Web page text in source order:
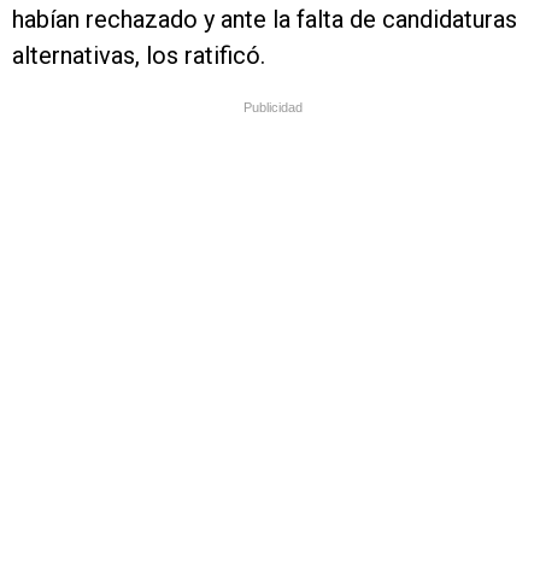
habían rechazado y ante la falta de candidaturas
alternativas, los ratificó.
Publicidad